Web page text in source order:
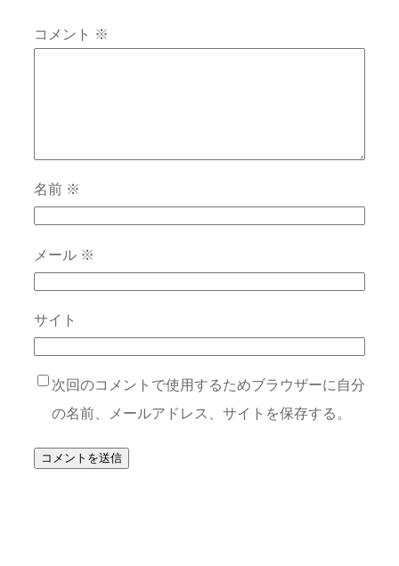
コメント ※
名前 ※
メール ※
サイト
次回のコメントで使用するためブラウザーに自分
の名前、メールアドレス、サイトを保存する。